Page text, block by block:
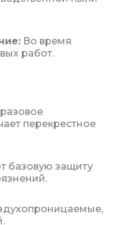
Во время
работ.
перекрестное
базовую защиту